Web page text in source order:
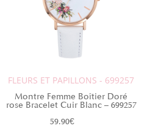
FLEURS ET PAPILLONS - 699257
Montre Femme Boîtier Doré
rose Bracelet Cuir Blanc – 699257
59.90€